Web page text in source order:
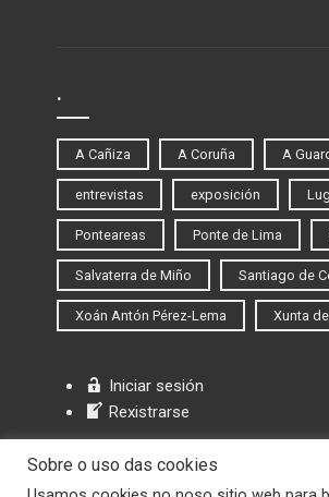
.
A Cañiza A Coruña A
entrevistas exposición
Ponteareas Ponte de Lima
Salvaterra de Miño Santiago de
Xoán Antón Pérez-Lema Xunta
Iniciar sesión
Rexistrarse
Sobre o uso das cookies